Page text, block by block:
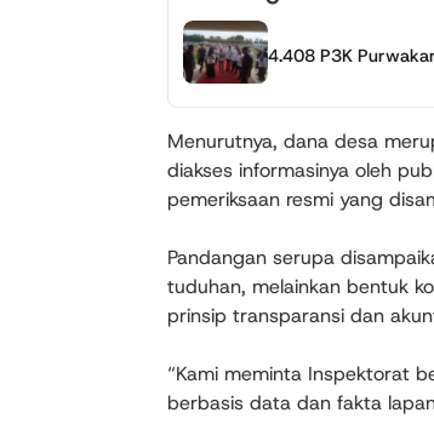
4.408 P3K
Menurutnya, dana desa
diakses informasinya oleh
pemeriksaan resmi yang
Pandangan serupa
tuduhan, melainkan bentuk
prinsip transparansi dan
“Kami meminta Inspektorat
berbasis data dan fakta